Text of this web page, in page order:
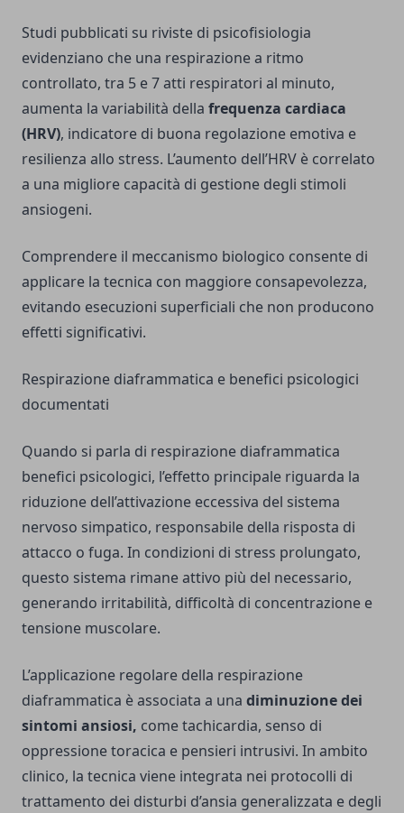
Studi pubblicati su riviste di psicofisiologia
evidenziano che una respirazione a ritmo
controllato, tra 5 e 7 atti respiratori al minuto,
aumenta la variabilità della frequenza cardiaca
(HRV), indicatore di buona regolazione emotiva e
resilienza allo stress. L’aumento dell’HRV è correlato
a una migliore capacità di gestione degli stimoli
ansiogeni.
Comprendere il meccanismo biologico consente di
applicare la tecnica con maggiore consapevolezza,
evitando esecuzioni superficiali che non producono
effetti significativi.
Respirazione diaframmatica e benefici psicologici
documentati
Quando si parla di respirazione diaframmatica
benefici psicologici, l’effetto principale riguarda la
riduzione dell’attivazione eccessiva del sistema
nervoso simpatico, responsabile della risposta di
attacco o fuga. In condizioni di stress prolungato,
questo sistema rimane attivo più del necessario,
generando irritabilità, difficoltà di concentrazione e
tensione muscolare.
L’applicazione regolare della respirazione
diaframmatica è associata a una diminuzione dei
sintomi ansiosi, come tachicardia, senso di
oppressione toracica e pensieri intrusivi. In ambito
clinico, la tecnica viene integrata nei protocolli di
trattamento dei disturbi d’ansia generalizzata e degli